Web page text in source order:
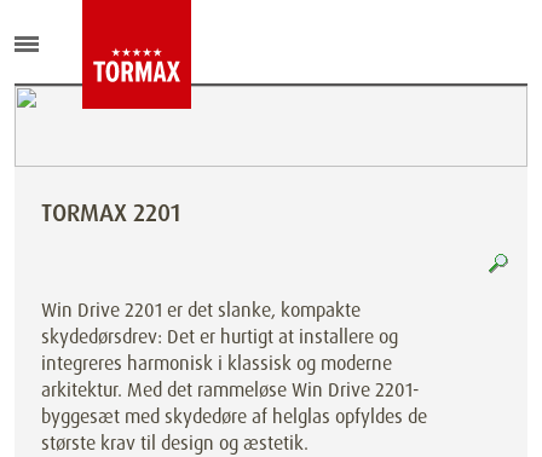
TORMAX 2201
Win Drive 2201 er det slanke, kompakte
skydedørsdrev: Det er hurtigt at installere og
integreres harmonisk i klassisk og moderne
arkitektur. Med det rammeløse Win Drive 2201-
byggesæt med skydedøre af helglas opfyldes de
største krav til design og æstetik.